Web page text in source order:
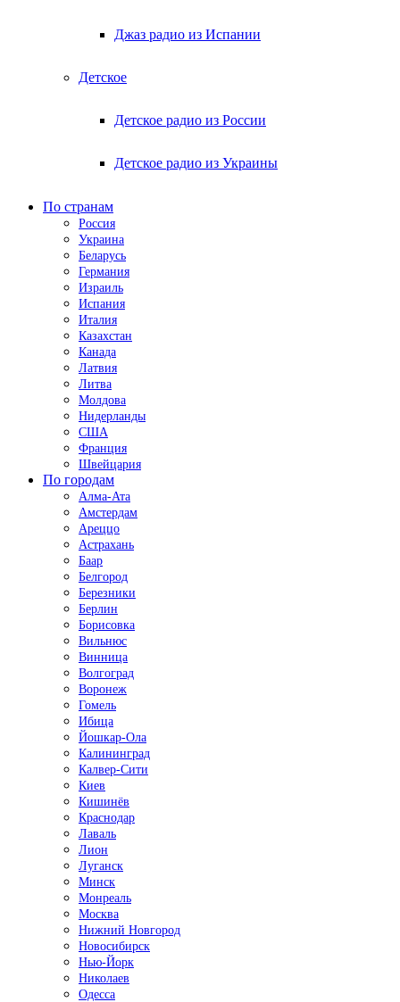
Джаз радио из Испании
Детское
Детское радио из России
Детское радио из Украины
По странам
Россия
Украина
Беларусь
Германия
Израиль
Испания
Италия
Казахстан
Канада
Латвия
Литва
Молдова
Нидерланды
США
Франция
Швейцария
По городам
Алма-Ата
Амстердам
Ареццо
Астрахань
Баар
Белгород
Березники
Берлин
Борисовка
Вильнюс
Винница
Волгоград
Воронеж
Гомель
Ибица
Йошкар-Ола
Калининград
Калвер-Сити
Киев
Кишинёв
Краснодар
Лаваль
Лион
Луганск
Минск
Монреаль
Москва
Нижний Новгород
Новосибирск
Нью-Йорк
Николаев
Одесса